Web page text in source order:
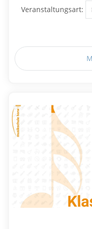
Veranstaltungsart: